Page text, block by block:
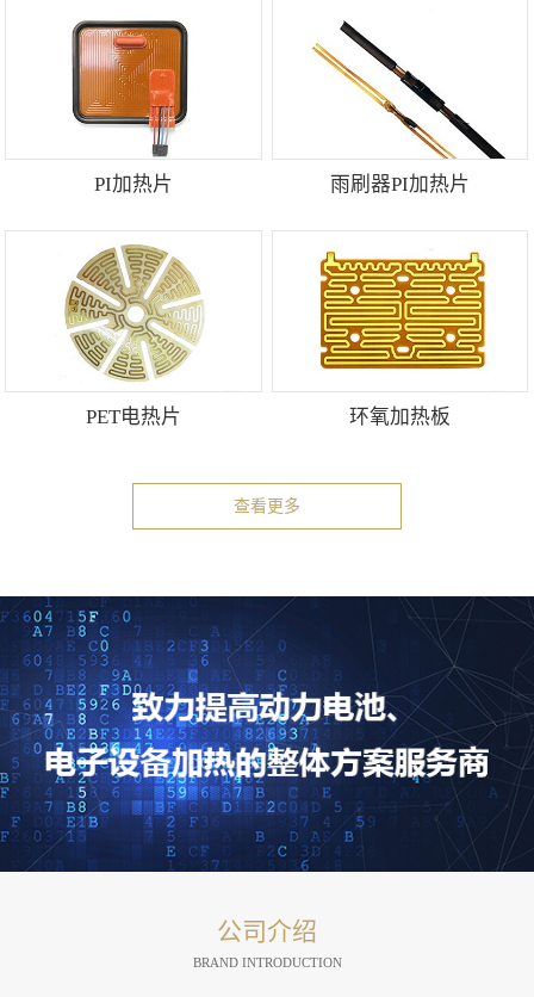
PI加热片 雨刷器PI加热片
PET电热片 环氧加热板
查看更多
公司介绍
BRAND INTRODUCTION